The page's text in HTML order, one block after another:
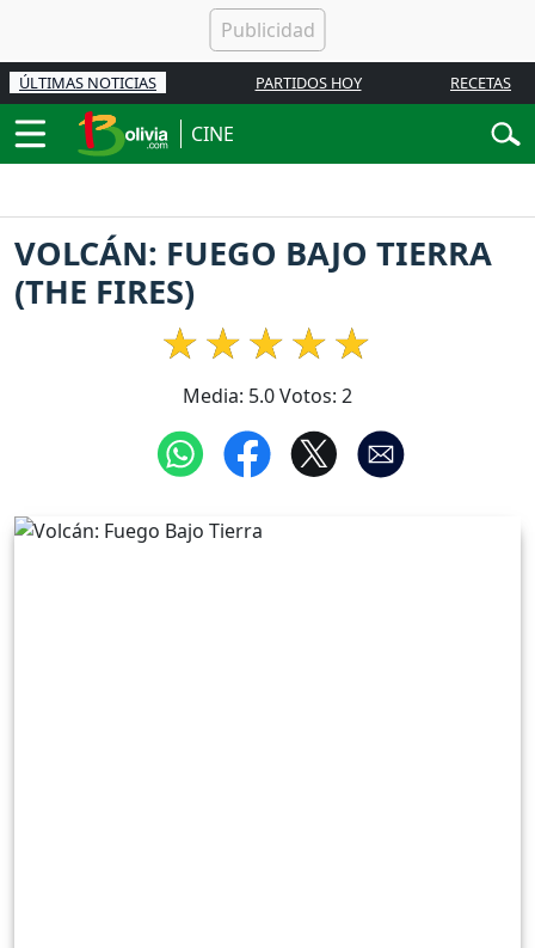
ÚLTIMAS NOTICIAS PARTIDOS HOY RECETAS
CINE
VOLCÁN: FUEGO BAJO TIERRA
(THE FIRES)
Media: 5.0Votos: 2